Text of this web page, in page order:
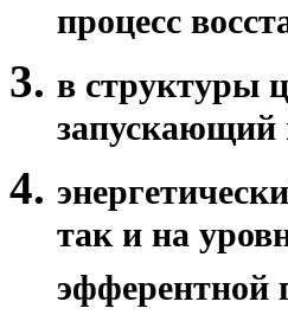
процесс
в структуры
запускающий
так и на
эфферентной